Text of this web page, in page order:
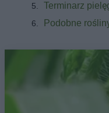
Terminarz
Podobne